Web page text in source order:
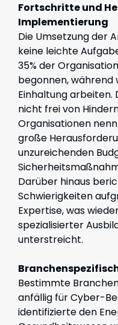
Fortschritte und
Implementierung
Die Umsetzung der
keine leichte
35% der
begonnen, während
Einhaltung arbeiten.
nicht frei von
Organisationen
große
unzureichenden
Darüber hinaus
Schwierigkeiten
Expertise, was
spezialisierter
unterstreicht.
Bestimmte
anfällig für Cyber-
identifizierte den